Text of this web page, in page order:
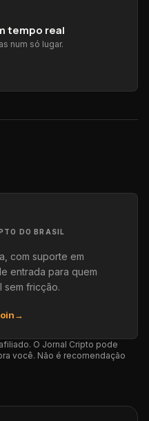
tempo real
num só lugar.
DO BRASIL
com suporte em
entrada para quem
sem fricção.
→
O Jornal Cripto pode
você. Não é recomendação